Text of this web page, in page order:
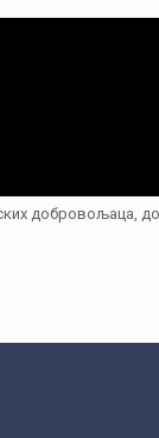
добровољаца,